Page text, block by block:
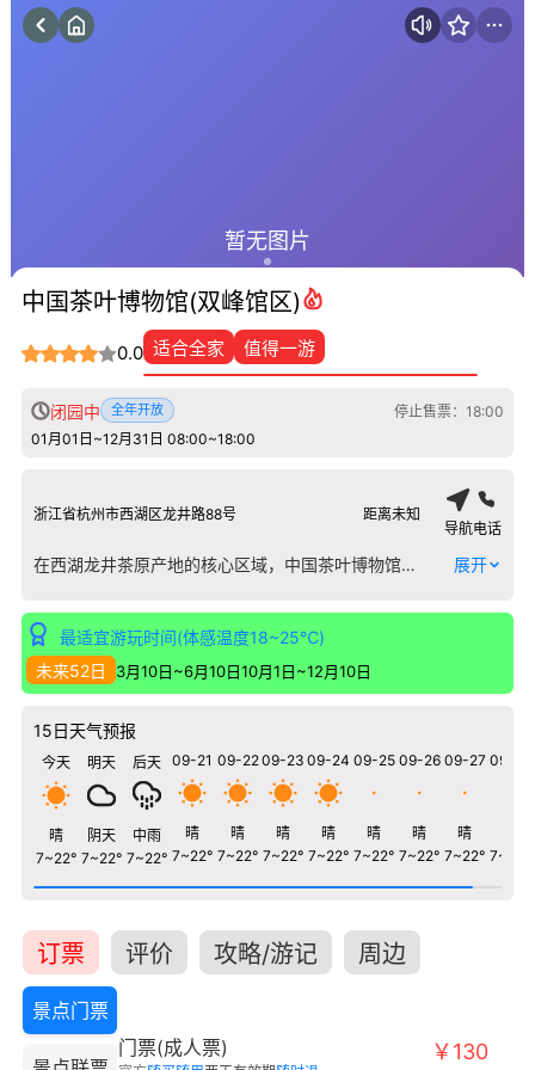
暂无图片
中国茶叶博物馆(双峰馆区)
0.0 适合全家 值得一游
闭园中 全年开放
停止售票：18:00
01月01日~12月31日 08:00~18:00
浙江省杭州市西湖区龙井路88号
距离未知
导航电话
在西湖龙井茶原产地的核心区域，中国茶叶博物馆（双峰馆区）依山而建，将茶的主题融入江南园林的格局之中。这里不仅是一座陈列茶史、茶事的场馆，其本身就是一个关于茶的立体展品。 馆内展览系统地梳理了从神农氏到现代的中国茶业发展脉络，重点展示了不同历史时期的制茶工具、饮茶器皿以及茶叶贸易的珍贵文献。你可以看到宋代精致的茶碾、明清古朴的紫砂壶，以及记录古代“茶马古道”的文书。博物馆特别强调了杭州作为“茶都”的地位，详细解读了龙井茶的独特栽培环境和传统炒制工艺“十大手法”。 走出展厅，博物馆的园林本身就是体验的一部分。馆区周围环绕着大片的龙井茶园，参观者可以直观地看到茶树的生长状态。多个富有意境的品茶专区散布其间，你可以在参观之余，亲手冲泡一杯明前龙井，在茶香中感受“茶为国饮，杭为茶都”的深厚底蕴。这里远不止是观看，更是用所有感官来理解一片东方树叶如何影响世界的故事。 展开
最适宜游玩时间(体感温度18~25℃)
未来52日
3月10日~6月10日10月1日~12月10日
15日天气预报
今天
晴
7~22°
明天
阴天
7~22°
后天
中雨
7~22°
09-21
晴
7~22°
09-22
晴
7~22°
09-23
晴
7~22°
09-24
晴
7~22°
09-25
晴
7~22°
09-26
晴
7~22°
09-27
晴
7~22°
09-28
7~22°
订票 评价 攻略/游记 周边
景点门票
门票(成人票) ￥130